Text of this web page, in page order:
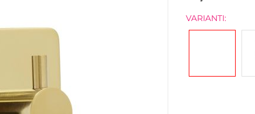
VARIANTI: